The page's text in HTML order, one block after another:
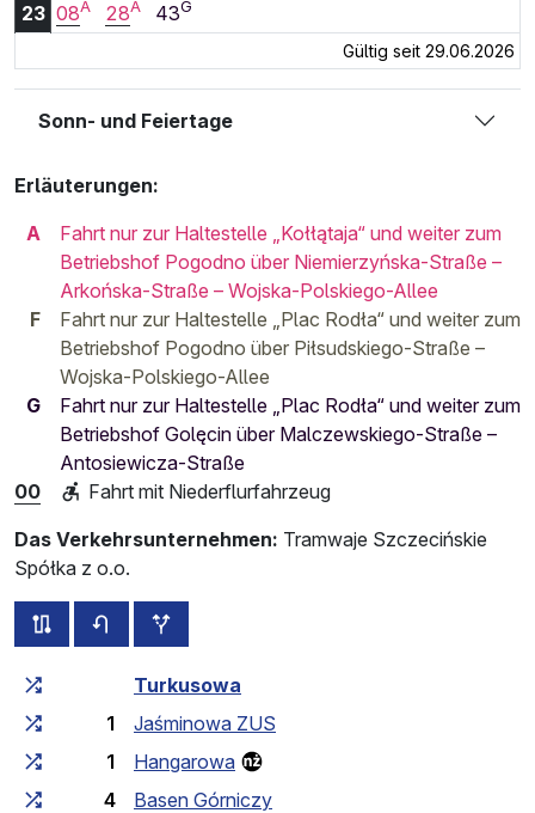
23 08A23:08 Uhr
28A23:28 Uhr
43G
Gültig seit 29.06.2026
Sonn- und Feiertage
Erläuterungen:
A
Fahrt nur zur Haltestelle „Kołłątaja“ und weiter zum
Betriebshof Pogodno über Niemierzyńska-Straße –
Arkońska-Straße – Wojska-Polskiego-Allee
F
Fahrt nur zur Haltestelle „Plac Rodła“ und weiter zum
Betriebshof Pogodno über Piłsudskiego-Straße –
Wojska-Polskiego-Allee
G
Fahrt nur zur Haltestelle „Plac Rodła“ und weiter zum
Betriebshof Golęcin über Malczewskiego-Straße –
Antosiewicza-Straße
00
Fahrt mit Niederflurfahrzeug
Das Verkehrsunternehmen: Tramwaje Szczecińskie
Spółka z o.o.
alle Strecken dieser Linie
Fahrplan für die Gegenrichtung
Fahrtzeit zunehmend
Turkusowa
1
Jaśminowa ZUS
1
Hangarowa
4
Basen Górniczy